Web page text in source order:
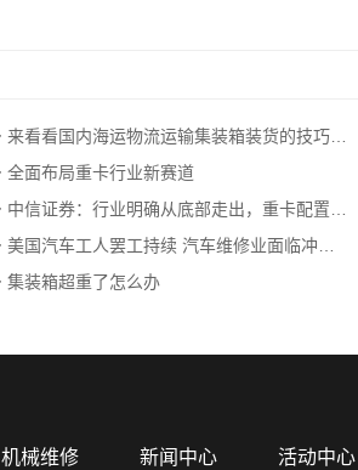
来看看国内海运物流运输集装箱装货的技巧…
全面布局重卡行业新赛道
中信证券：行业明确从底部走出，重卡配置…
美国汽车工人罢工持续 汽车维修业面临冲…
集装箱超重了怎么办
机械维修 新闻中心 活动中心